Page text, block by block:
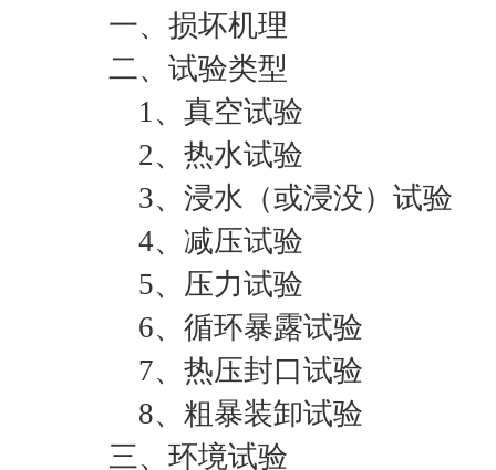
一、损坏机理
二、试验类型
1、真空试验
2、热水试验
3、浸水（或浸没）试验
4、减压试验
5、压力试验
6、循环暴露试验
7、热压封口试验
8、粗暴装卸试验
三、环境试验